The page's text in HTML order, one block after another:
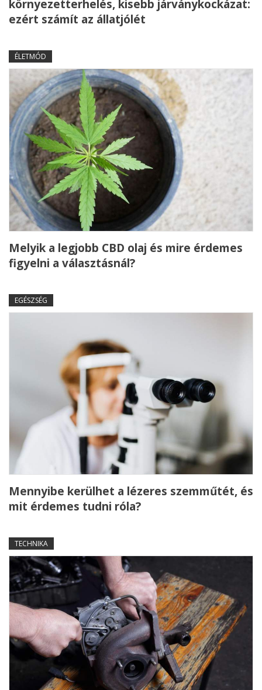
környezetterhelés, kisebb járványkockázat:
ezért számít az állatjólét
ÉLETMÓD
Melyik a legjobb CBD olaj és mire érdemes
figyelni a választásnál?
EGÉSZSÉG
Mennyibe kerülhet a lézeres szemműtét, és
mit érdemes tudni róla?
TECHNIKA